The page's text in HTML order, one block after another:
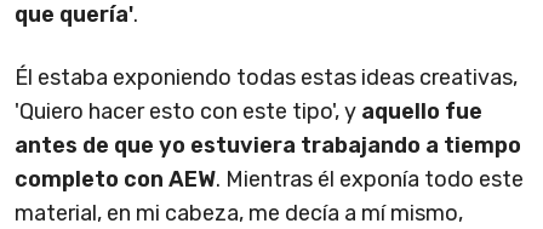
que quería'.
Él estaba exponiendo todas estas ideas creativas,
'Quiero hacer esto con este tipo', y aquello fue
antes de que yo estuviera trabajando a tiempo
completo con AEW. Mientras él exponía todo este
material, en mi cabeza, me decía a mí mismo,